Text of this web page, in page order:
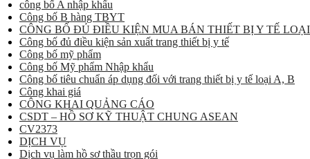
công bố A nhập khẩu
Công bố B hàng TBYT
CÔNG BỐ ĐỦ ĐIỀU KIỆN MUA BÁN THIẾT BỊ Y TẾ
Công bố đủ điều kiện sản xuất trang thiết bị y tế
Công bố mỹ phẩm
Công bố Mỹ phẩm Nhập khẩu
Công bố tiêu chuẩn áp dụng đối với trang thiết bị y tế loại A, B
Công khai giá
CÔNG KHAI QUẢNG CÁO
CSDT – HỒ SƠ KỸ THUẬT CHUNG ASEAN
CV2373
DỊCH VỤ
Dịch vụ làm hồ sơ thầu trọn gói